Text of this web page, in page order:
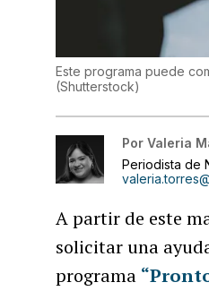
Este programa puede
(Shutterstock)
Por Valeria
Periodista de
A partir de este
solicitar una
programa